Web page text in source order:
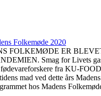
Folkemøde 2020
FOLKEMØDE ER
Smag for Livets
fødevareforskere fra KU-
mad ved dette års
hos Madens